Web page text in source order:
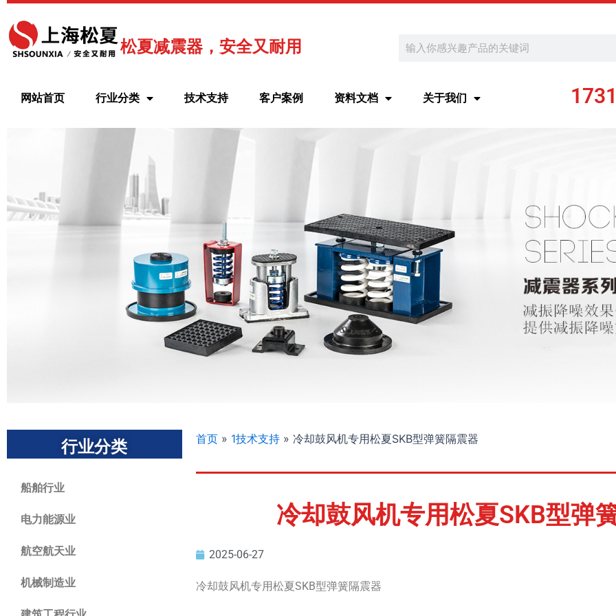
至
内
松夏减震器，安全又耐用
网站首页 行业分类 技术支持 客户案例 资料文档 关于我们
行业分类
船舶行业
电力能源业
航空航天业
机械制造业
首页 » 1技术支持 » 冷却鼓风机专用松夏SKB型弹簧隔震器
冷却鼓风机专用松夏SKB型弹
2025-06-27
冷却鼓风机专用松夏SKB型弹簧隔震器